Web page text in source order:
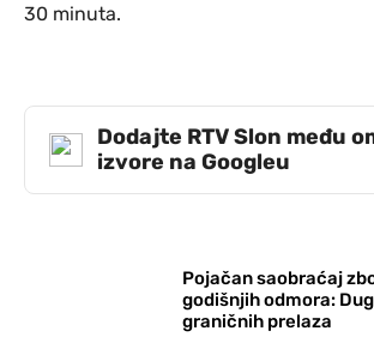
30 minuta.
Dodajte RTV Slon među
izvore na Googleu
Pojačan saobraćaj
godišnjih odmora:
graničnih prelaza